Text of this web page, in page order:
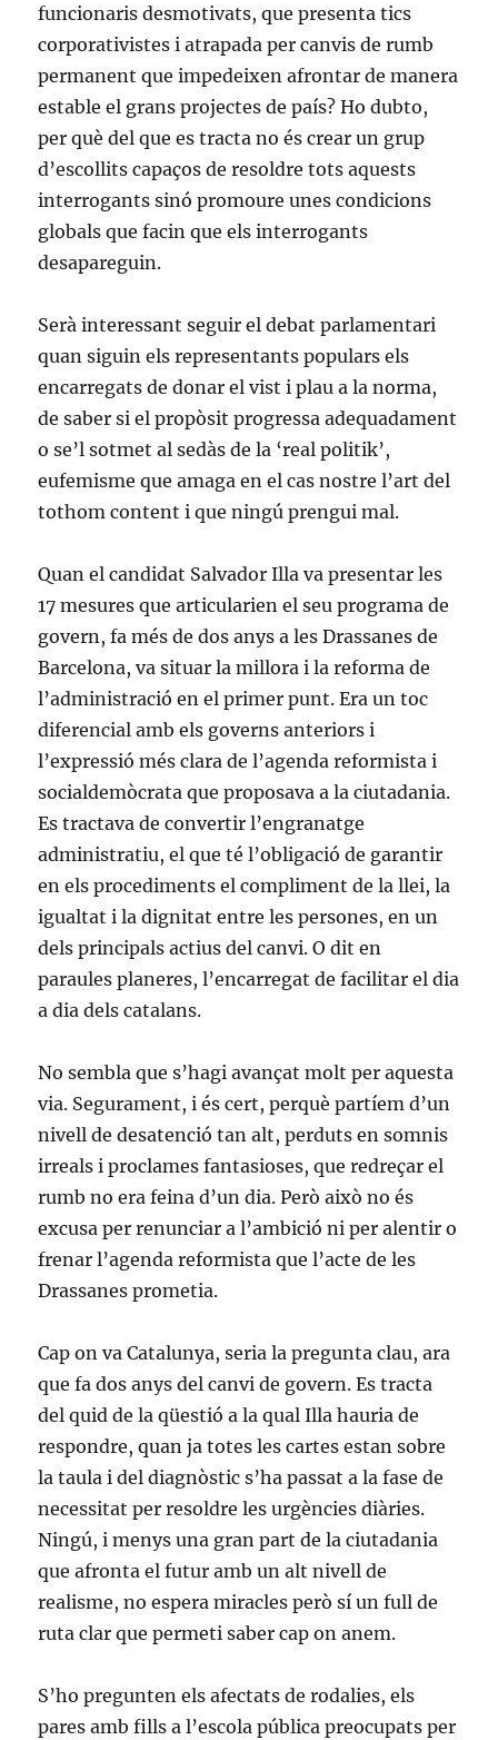
funcionaris desmotivats, que presenta tics
corporativistes i atrapada per canvis de rumb
permanent que impedeixen afrontar de manera
estable el grans projectes de país? Ho dubto,
per què del que es tracta no és crear un grup
d’escollits capaços de resoldre tots aquests
interrogants sinó promoure unes condicions
globals que facin que els interrogants
desapareguin.
Serà interessant seguir el debat parlamentari
quan siguin els representants populars els
encarregats de donar el vist i plau a la norma,
de saber si el propòsit progressa adequadament
o se’l sotmet al sedàs de la ‘real politik’,
eufemisme que amaga en el cas nostre l’art del
tothom content i que ningú prengui mal.
Quan el candidat Salvador Illa va presentar les
17 mesures que articularien el seu programa de
govern, fa més de dos anys a les Drassanes de
Barcelona, va situar la millora i la reforma de
l’administració en el primer punt. Era un toc
diferencial amb els governs anteriors i
l’expressió més clara de l’agenda reformista i
socialdemòcrata que proposava a la ciutadania.
Es tractava de convertir l’engranatge
administratiu, el que té l’obligació de garantir
en els procediments el compliment de la llei, la
igualtat i la dignitat entre les persones, en un
dels principals actius del canvi. O dit en
paraules planeres, l’encarregat de facilitar el dia
a dia dels catalans.
No sembla que s’hagi avançat molt per aquesta
via. Segurament, i és cert, perquè partíem d’un
nivell de desatenció tan alt, perduts en somnis
irreals i proclames fantasioses, que redreçar el
rumb no era feina d’un dia. Però això no és
excusa per renunciar a l’ambició ni per alentir o
frenar l’agenda reformista que l’acte de les
Drassanes prometia.
Cap on va Catalunya, seria la pregunta clau, ara
que fa dos anys del canvi de govern. Es tracta
del quid de la qüestió a la qual Illa hauria de
respondre, quan ja totes les cartes estan sobre
la taula i del diagnòstic s’ha passat a la fase de
necessitat per resoldre les urgències diàries.
Ningú, i menys una gran part de la ciutadania
que afronta el futur amb un alt nivell de
realisme, no espera miracles però sí un full de
ruta clar que permeti saber cap on anem.
S’ho pregunten els afectats de rodalies, els
pares amb fills a l’escola pública preocupats per